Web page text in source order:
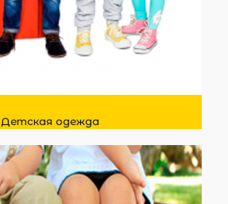
Детская одежда